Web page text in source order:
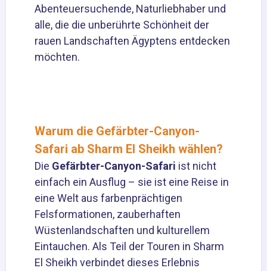
Abenteuersuchende, Naturliebhaber und
alle, die die unberührte Schönheit der
rauen Landschaften Ägyptens entdecken
möchten.
Warum die Gefärbter-Canyon-
Safari ab Sharm El Sheikh wählen?
Die Gefärbter-Canyon-Safari ist nicht
einfach ein Ausflug – sie ist eine Reise in
eine Welt aus farbenprächtigen
Felsformationen, zauberhaften
Wüstenlandschaften und kulturellem
Eintauchen. Als Teil der Touren in Sharm
El Sheikh verbindet dieses Erlebnis